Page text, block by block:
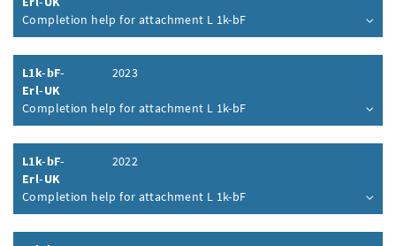
Completion help for attachment L 1k-bF
Inhalt aufklappen
L1k-bF-
Erl-UK
2023
Completion help for attachment L 1k-bF
Inhalt aufklappen
L1k-bF-
Erl-UK
2022
Completion help for attachment L 1k-bF
Inhalt aufklappen